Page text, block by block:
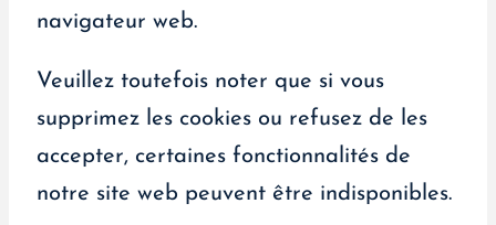
navigateur web.
Veuillez toutefois noter que si vous
supprimez les cookies ou refusez de les
accepter, certaines fonctionnalités de
notre site web peuvent être indisponibles.